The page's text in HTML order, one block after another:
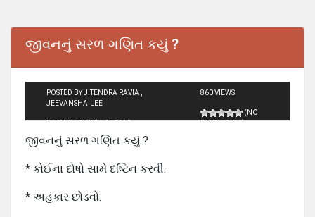
જીવનનું સરળ ગણિત કયું ?
POSTED BY JITENDRA RAVIA ,
JEEVANSHAILEE
POSTED ON JUL - 4 - 2012
860 VIEWS
(NO
RATINGS YET)
જીવનનું સરળ ગણિત કયું ?
* કોઈના દોષો સામે દષ્ટિન કરવી.
* અહંકાર છોડવો.